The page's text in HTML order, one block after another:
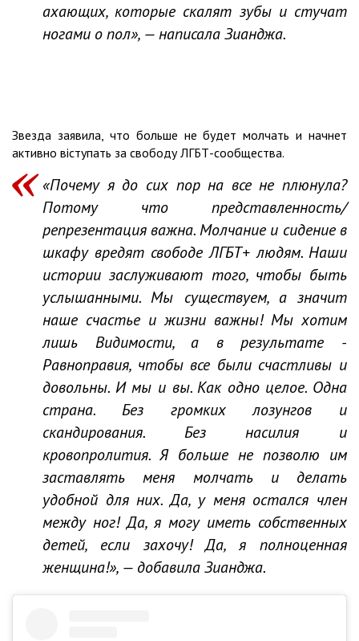
ахающих, которые скалят зубы и стучат
ногами о пол», — написала Зианджа.
Звезда заявила, что больше не будет молчать и начнет
активно віступать за свободу ЛГБТ-сообщества.
«Почему я до сих пор на все не плюнула?
Потому что представленность/
репрезентация важна. Молчание и сидение в
шкафу вредят свободе ЛГБТ+ людям. Наши
истории заслуживают того, чтобы быть
услышанными. Мы существуем, а значит
наше счастье и жизни важны! Мы хотим
лишь Видимости, а в результате -
Равноправия, чтобы все были счастливы и
довольны. И мы и вы. Как одно целое. Одна
страна. Без громких лозунгов и
скандирования. Без насилия и
кровопролития. Я больше не позволю им
заставлять меня молчать и делать
удобной для них. Да, у меня остался член
между ног! Да, я могу иметь собственных
детей, если захочу! Да, я полноценная
женщина!», — добавила Зианджа.